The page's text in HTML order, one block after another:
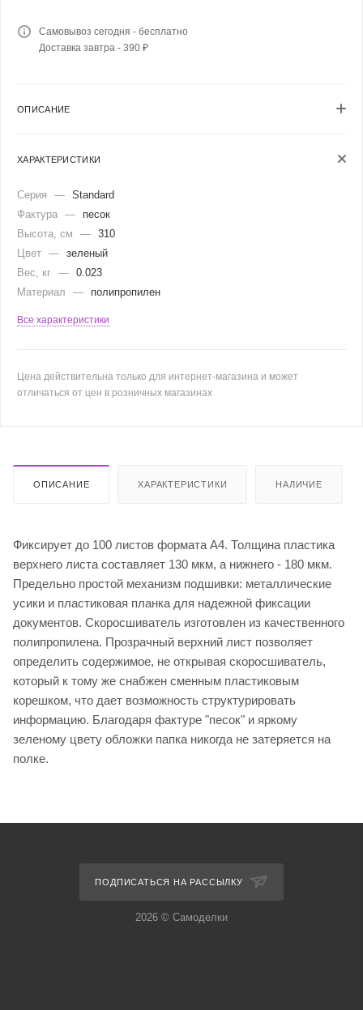
Самовывоз сегодня - бесплатно
Доставка завтра - 390 ₽
ОПИСАНИЕ
ХАРАКТЕРИСТИКИ
Серия — Standard
Фактура —
песок
Высота, см
— 310
Цвет — зеленый
Вес, кг — 0.023
Материал
— полипропилен
Все характеристики
Цена действительна только для интернет-магазина и может
отличаться от цен в розничных магазинах
ОПИСАНИЕ ХАРАКТЕРИСТИКИ НАЛИЧИЕ
Фиксирует до 100 листов формата А4. Толщина пластика
верхнего листа составляет 130 мкм, а нижнего - 180 мкм.
Предельно простой механизм подшивки: металлические
усики и пластиковая планка для надежной фиксации
документов. Скоросшиватель изготовлен из качественного
полипропилена. Прозрачный верхний лист позволяет
определить содержимое, не открывая скоросшиватель,
который к тому же снабжен сменным пластиковым
корешком, что дает возможность структурировать
информацию. Благодаря фактуре "песок" и яркому
зеленому цвету обложки папка никогда не затеряется на
полке.
ПОДПИСАТЬСЯ НА РАССЫЛКУ
2026 © Самоделки